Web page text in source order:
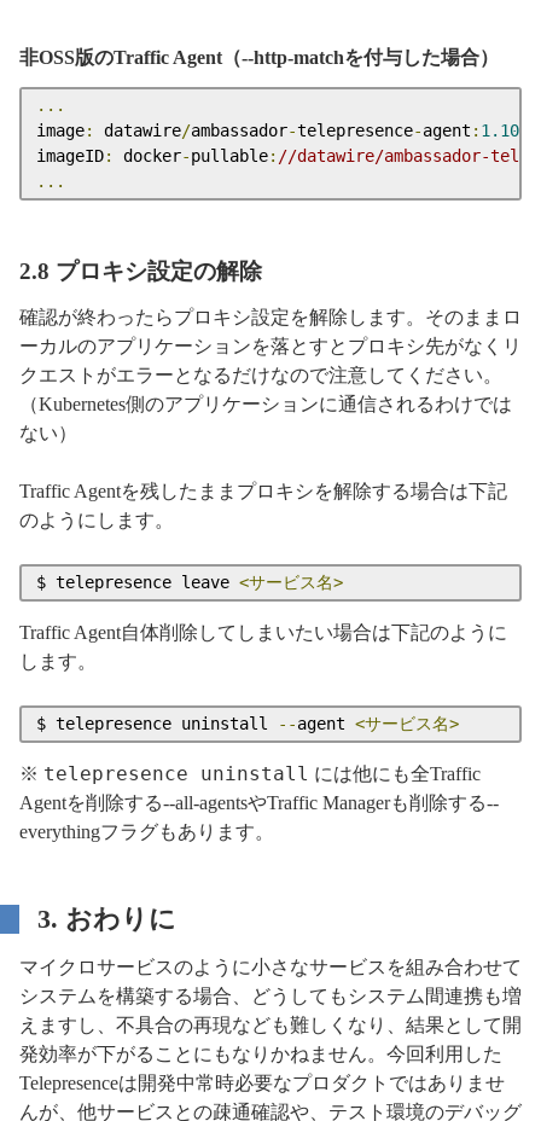
非OSS版のTraffic Agent（--http-matchを付与した場合）
...
image: datawire/ambassador-telepresence-agent : 1.10
imageID: docker-pullable: //datawire/ambassador-
...
2.8 プロキシ設定の解除
確認が終わったらプロキシ設定を解除します。そのままロ
ーカルのアプリケーションを落とすとプロキシ先がなくリ
クエストがエラーとなるだけなので注意してください。
（Kubernetes側のアプリケーションに通信されるわけでは
ない）
Traffic Agentを残したままプロキシを解除する場合は下記
のようにします。
$ telepresence leave <サービス名>
Traffic Agent自体削除してしまいたい場合は下記のように
します。
$ telepresence uninstall --agent <サービス名>
※ telepresence uninstall には他にも全Traffic
Agentを削除する--all-agentsやTraffic Managerも削除する--
everythingフラグもあります。
3. おわりに
マイクロサービスのように小さなサービスを組み合わせて
システムを構築する場合、どうしてもシステム間連携も増
えますし、不具合の再現なども難しくなり、結果として開
発効率が下がることにもなりかねません。今回利用した
Telepresenceは開発中常時必要なプロダクトではありませ
んが、他サービスとの疎通確認や、テスト環境のデバッグ